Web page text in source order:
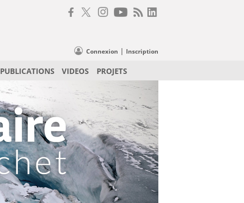
Connexion | Inscription
PUBLICATIONS VIDEOS PROJETS